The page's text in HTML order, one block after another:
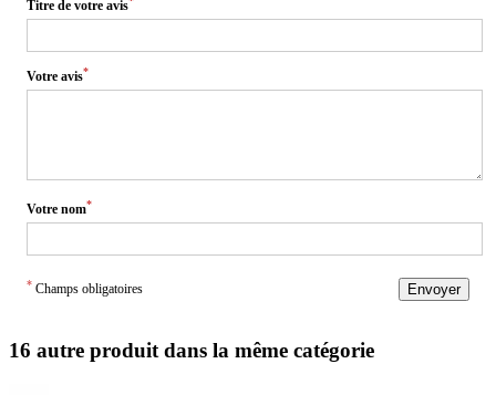
Titre de votre avis
Votre avis*
Votre nom*
* Champs obligatoires Envoyer
16 autre produit dans la même catégorie